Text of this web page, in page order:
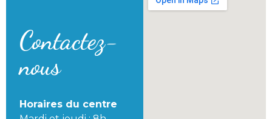
Contactez-
nous
Horaires du centre